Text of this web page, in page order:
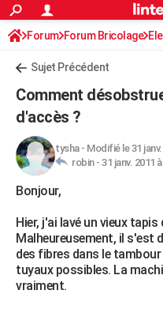
ACTUALITÉS
Politique
Société
Faits Divers
Education
Monde
Villes
+
Programme TV
TNTStreaming
Cinéma
Sorties cinéma
Musique
FINANCE
Retraite
Impôts
Epargne
Immobilier
Risques naturels par ville
Banque
Assurance
Crédit
AUTO
Essais
Réserver un essai
Citadines
Berlines
SUV
Forum auto
HIGH-TECH
Forum
Aménagement intérieur
Extérieur
Cuisine
Salle de bains
Jardinage
Rangement
WEEK-END
Guides de France
Escapades
Patrimoine
Expositions
Musées
Week-end nature
+LIFESTYLE
Forum Forum Bricolage
Sujet Précédent
Comment
d'accès ?
tysha- Modifié le 31
robin - 31 janv. 2011
Bonjour,
Hier, j'ai lavé un vieux
Malheureusement, il s'est
des fibres dans le
tuyaux possibles. La
vraiment.